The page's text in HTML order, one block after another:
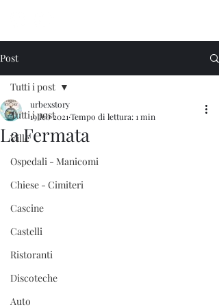
Post
Tutti i post
Ville
Ospedali - Manicomi
Chiese - Cimiteri
Cascine
Castelli
Ristoranti
Discoteche
Auto
Tutti i post
La Fermata
urbexstory
19 feb 2021 Tempo di lettura: 1 min